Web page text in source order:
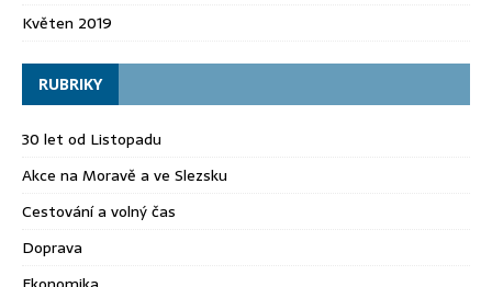
Květen 2019
RUBRIKY
30 let od Listopadu
Akce na Moravě a ve Slezsku
Cestování a volný čas
Doprava